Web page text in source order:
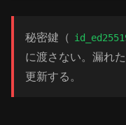
秘密鍵（
に渡さない。漏れ
更新する。